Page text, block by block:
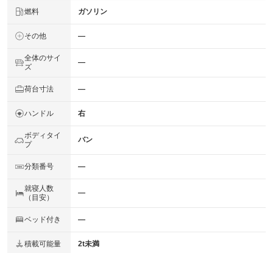
燃料 ガソリン
その他 ―
全体のサイ
ズ
―
荷台寸法 ―
ハンドル 右
ボディタイ
プ
バン
分類番号 ―
就寝人数
（目安）
―
ベッド付き ―
積載可能量 2t未満